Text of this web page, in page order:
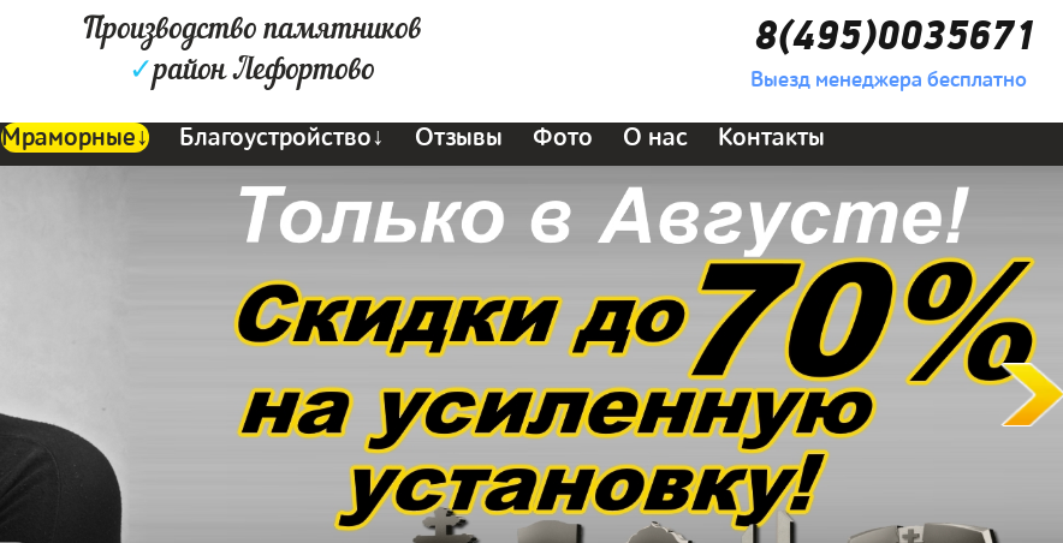
Производство памятников
✓район Лефортово
8(495)0035671
Выезд менеджера бесплатно
Мраморные↓ Благоустройство↓ Отзывы Фото О нас Контакты